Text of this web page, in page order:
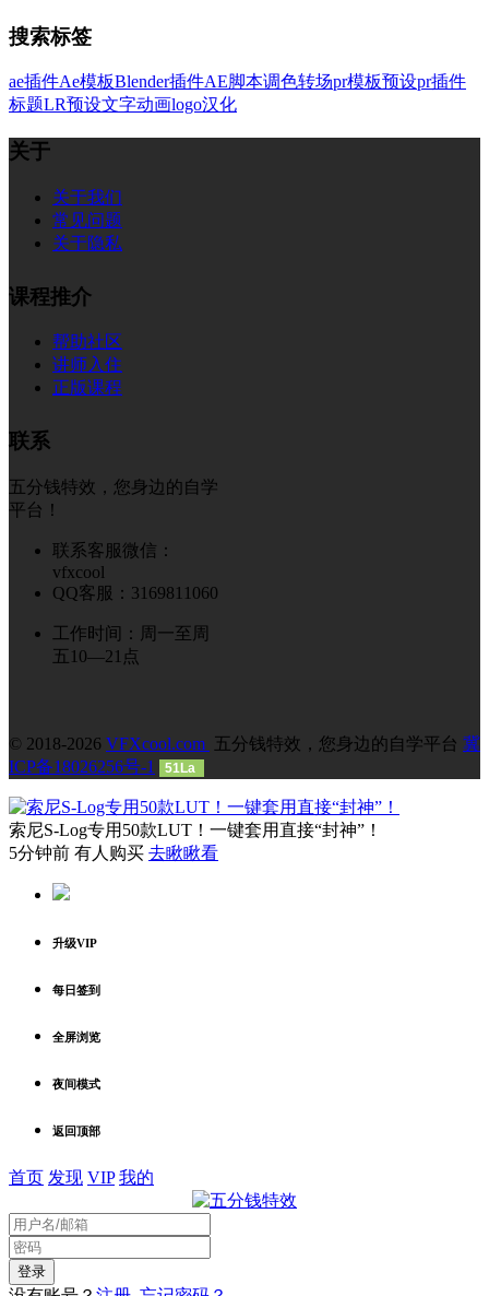
搜索标签
ae插件Ae模板Blender插件AE脚本调色转场pr模板预设pr插件
标题LR预设文字动画logo汉化
关于
关于我们
常见问题
关于隐私
课程推介
帮助社区
讲师入住
正版课程
联系
五分钱特效，您身边的自学
平台！
联系客服微信：
vfxcool
QQ客服：3169811060
工作时间：周一至周
五10—21点
© 2018-2026 VFXcool.com 五分钱特效，您身边的自学平台 冀
ICP备18026256号-1
51La
索尼S-Log专用50款LUT！一键套用直接“封神”！
5分钟前 有人购买 去瞅瞅看
升级VIP
每日签到
全屏浏览
夜间模式
返回顶部
首页 发现 VIP 我的